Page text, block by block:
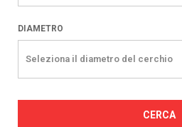
DIAMETRO
Seleziona il diametro del cerchio
CERCA